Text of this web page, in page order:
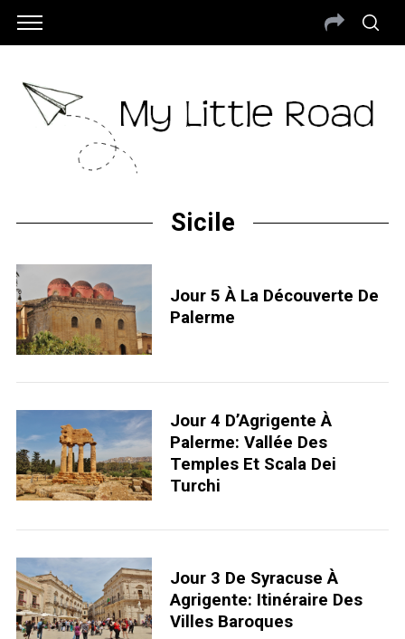
Sicile
Jour 5 À La Découverte De
Palerme
Jour 4 D’Agrigente À
Palerme: Vallée Des
Temples Et Scala Dei
Turchi
Jour 3 De Syracuse À
Agrigente: Itinéraire Des
Villes Baroques